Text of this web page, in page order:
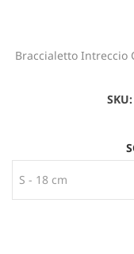
Braccialetto Intreccio
SKU: